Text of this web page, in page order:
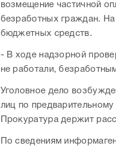
возмещение частичной
безработных граждан.
бюджетных средств.
- В ходе надзорной
не работали,
Уголовное дело
лиц по
Прокуратура держит
По сведениям